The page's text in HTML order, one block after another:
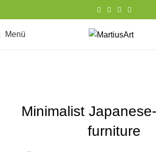
Menü
Minimalist
furniture